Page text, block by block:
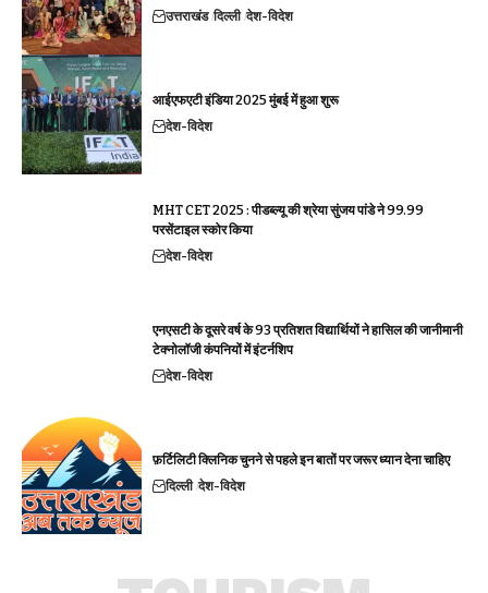
उत्तराखंड दिल्ली देश-विदेश
आईएफएटी इंडिया 2025 मुंबई में हुआ शुरू
देश-विदेश
MHT CET 2025 : पीडब्ल्यू की श्रेया सुंजय पांडे ने 99.99
परसेंटाइल स्कोर किया
देश-विदेश
एनएसटी के दूसरे वर्ष के 93 प्रतिशत विद्यार्थियों ने हासिल की जानीमानी
टेक्नोलॉजी कंपनियों में इंटर्नशिप
देश-विदेश
फ़र्टिलिटी क्लिनिक चुनने से पहले इन बातों पर जरूर ध्यान देना चाहिए
दिल्ली देश-विदेश